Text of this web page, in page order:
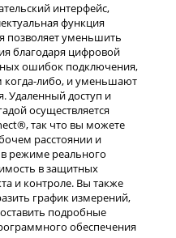
интерфейс,
функция
позволяет уменьшить
благодаря цифровой
ошибок подключения,
когда-либо, и уменьшают
Удаленный доступ и
осуществляется
так что вы можете
расстоянии и
режиме реального
в защитных
и контроле. Вы также
график измерений,
подробные
обеспечения